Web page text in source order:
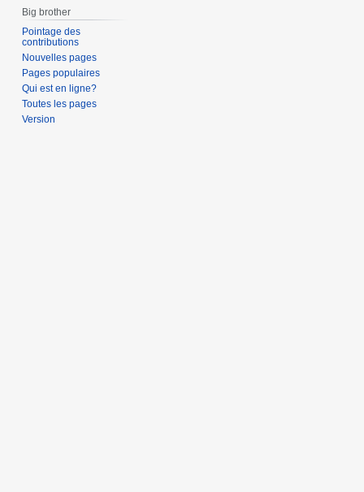
Big brother
Pointage des
contributions
Nouvelles pages
Pages populaires
Qui est en ligne?
Toutes les pages
Version